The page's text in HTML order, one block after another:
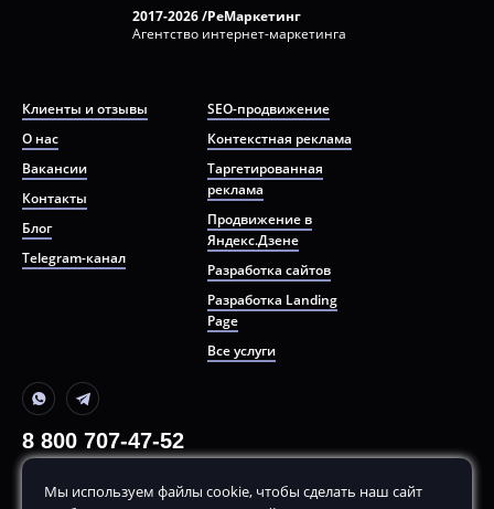
2017-2026 /РеМаркетинг
Агентство интернет-маркетинга
Клиенты и отзывы
О нас
Вакансии
Контакты
Блог
Telegram-канал
SEO-продвижение
Контекстная реклама
Таргетированная
реклама
Продвижение в
Яндекс.Дзене
Разработка сайтов
Разработка Landing
Page
Все услуги
8 800 707-47-52
+7 499 380-70-80
По будням, с 10:00 до
Мы используем файлы cookie, чтобы сделать наш сайт